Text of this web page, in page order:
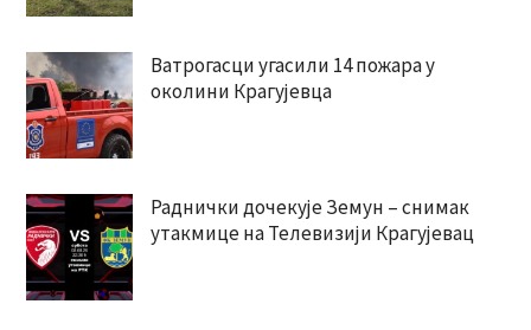
Ватрогасци угасили 14 пожара у
околини Крагујевца
Раднички дочекује Земун – снимак
утакмице на Телевизији Крагујевац